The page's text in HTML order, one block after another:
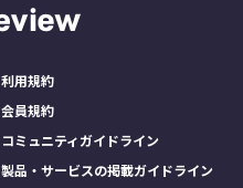
利用規約
会員規約
コミュニティガイドライン
製品・サービスの掲載ガイドライン